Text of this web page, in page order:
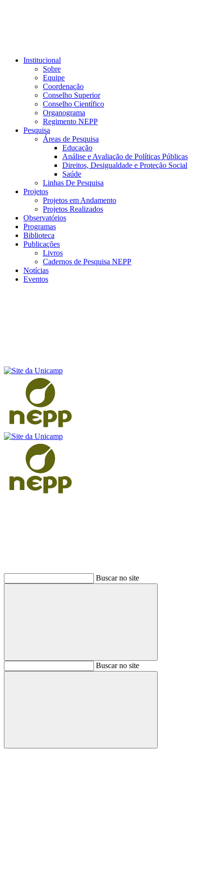
Institucional
Sobre
Equipe
Coordenação
Conselho Superior
Conselho Científico
Organograma
Regimento NEPP
Pesquisa
Áreas de Pesquisa
Educação
Análise e Avaliação de Políticas Públicas
Direitos, Desigualdade e Proteção Social
Saúde
Linhas De Pesquisa
Projetos
Projetos em Andamento
Projetos Realizados
Observatórios
Programas
Biblioteca
Publicações
Livros
Cadernos de Pesquisa NEPP
Notícias
Eventos
Buscar no site
BuscarBuscar no site
Buscar